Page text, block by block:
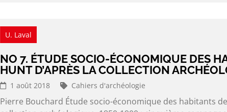
U. Laval
NO 7. ÉTUDE SOCIO-ÉCONOMIQUE DES
HUNT D’APRÈS LA COLLECTION
1 août 2018 Cahiers d'archéologie
Pierre Bouchard Étude socio-économique des habitants de